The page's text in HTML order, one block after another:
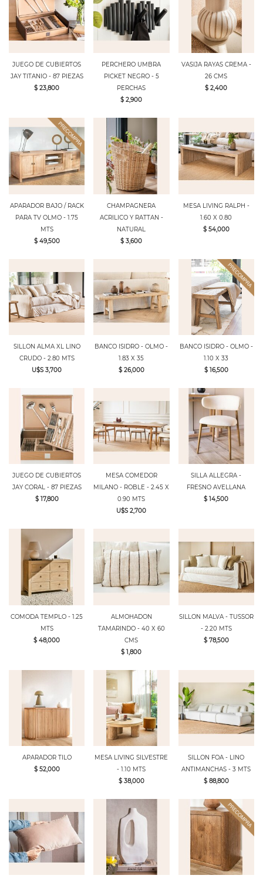
JUEGO DE CUBIERTOS
JAY TITANIO - 87 PIEZAS
$ 23,800
PERCHERO UMBRA
PICKET NEGRO - 5
PERCHAS
$ 2,900
VASIJA RAYAS CREMA -
26 CMS
$ 2,400
APARADOR BAJO / RACK
PARA TV OLMO - 1.75
MTS
$ 49,500
CHAMPAGNERA
ACRILICO Y RATTAN -
NATURAL
$ 3,600
MESA LIVING RALPH -
1.60 X 0.80
$ 54,000
SILLON ALMA XL LINO
CRUDO - 2.80 MTS
U$S 3,700
BANCO ISIDRO - OLMO -
1.83 X 35
$ 26,000
BANCO ISIDRO - OLMO -
1.10 X 33
$ 16,500
JUEGO DE CUBIERTOS
JAY CORAL - 87 PIEZAS
$ 17,800
MESA COMEDOR
MILANO - ROBLE - 2.45 X
0.90 MTS
U$S 2,700
SILLA ALLEGRA -
FRESNO AVELLANA
$ 14,500
COMODA TEMPLO - 1.25
MTS
$ 48,000
ALMOHADON
TAMARINDO - 40 X 60
CMS
$ 1,800
SILLON MALVA - TUSSOR
- 2.20 MTS
$ 78,500
APARADOR TILO
$ 52,000
MESA LIVING SILVESTRE
- 1.10 MTS
$ 38,000
SILLON FOA - LINO
ANTIMANCHAS - 3 MTS
$ 88,800